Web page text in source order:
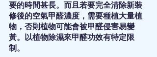
要的時間甚長。而且若要完全清除新裝
修後的空氣甲醛濃度，需要種植大量植
物，否則植物可能會被甲醛侵害易變
黃。以植物除濕來甲醛功效有特定限
制。